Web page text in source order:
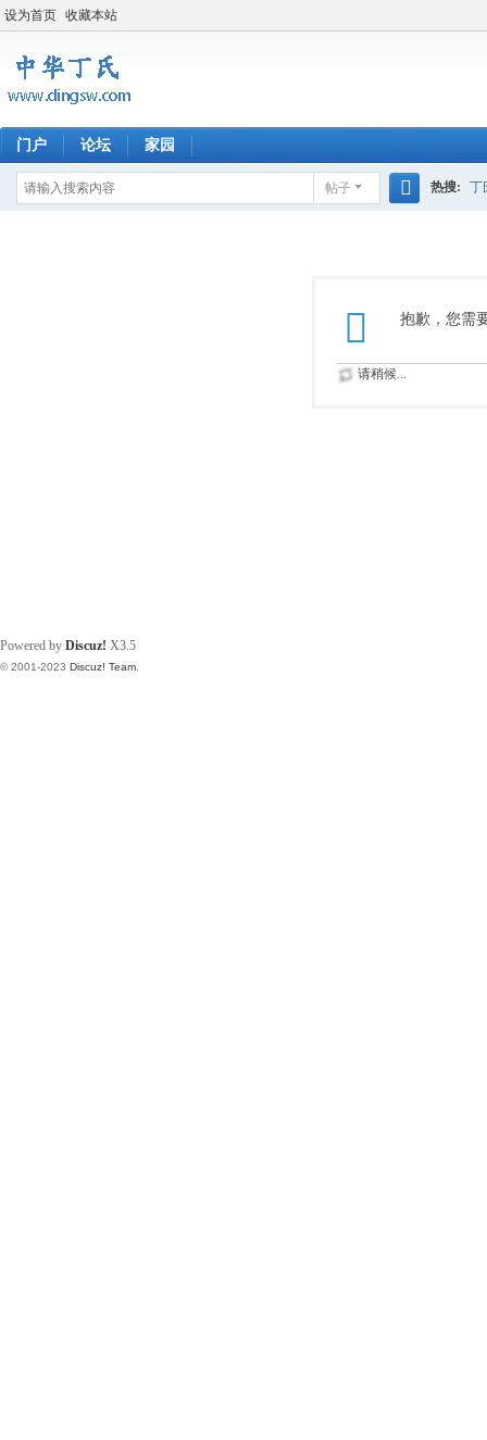
设为首页 收藏本站
门户 论坛 家园
帖子 热搜: 丁
抱歉，您需
请稍候...
Powered by Discuz! X3.5
© 2001-2023 Discuz! Team